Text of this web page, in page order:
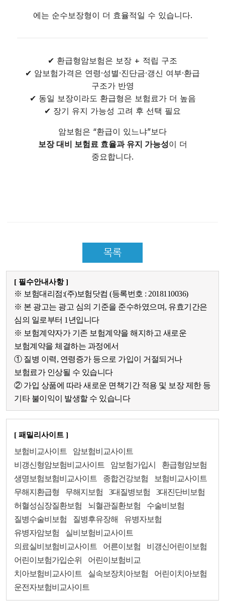
에는 순수보장형이 더 효율적일 수 있습니다.
✔ 환급형암보험은 보장 + 적립 구조
✔ 암보험가격은 연령·성별·진단금·갱신 여부·환급
구조가 반영
✔ 동일 보장이라도 환급형은 보험료가 더 높음
✔ 장기 유지 가능성 고려 후 선택 필요
암보험은 “환급이 있느냐”보다
보장 대비 보험료 효율과 유지 가능성이 더
중요합니다.
목록
[ 필수안내사항 ]
※ 보험대리점:(주)보험닷컴 (등록번호 : 2018110036)
※ 본 광고는 광고 심의 기준을 준수하였으며, 유효기간은
심의 일로부터 1년입니다
※ 보험계약자가 기존 보험계약을 해지하고 새로운
보험계약을 체결하는 과정에서
① 질병 이력, 연령증가 등으로 가입이 거절되거나
보험료가 인상될 수 있습니다
② 가입 상품에 따라 새로운 면책기간 적용 및 보장 제한 등
기타 불이익이 발생할 수 있습니다
[ 패밀리사이트 ]
보험비교사이트
암보험비교사이트
비갱신형암보험비교사이트
암보험가입시
환급형암보험
생명보험보험비교사이트
종합건강보험
보험비교사이트
무해지환급형
무해지보험 3대질병보험
3대진단비보험
허혈성심장질환보험
뇌혈관질환보험
수술비보험
질병수술비보험
질병후유장해
유병자보험
유병자암보험
실비보험비교사이트
의료실비보험비교사이트
어른이보험
비갱신어린이보험
어린이보험가입순위
어린이보험비교
치아보험비교사이트
실속보장치아보험
어린이치아보험
운전자보험비교사이트